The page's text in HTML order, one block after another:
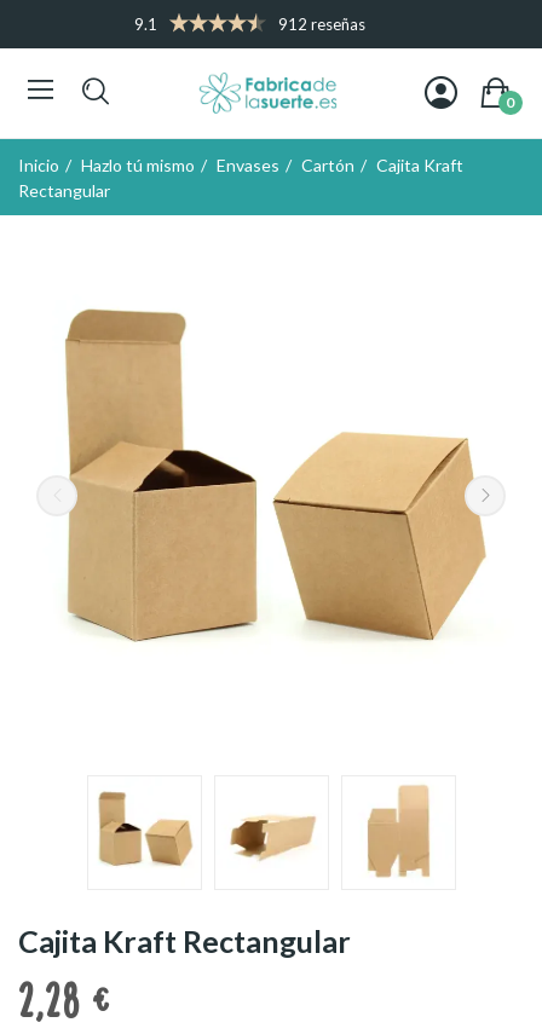
9.1 912 reseñas
0
Inicio Hazlo tú mismo Envases Cartón
Cajita Kraft
Rectangular
Cajita Kraft Rectangular
2,28 €